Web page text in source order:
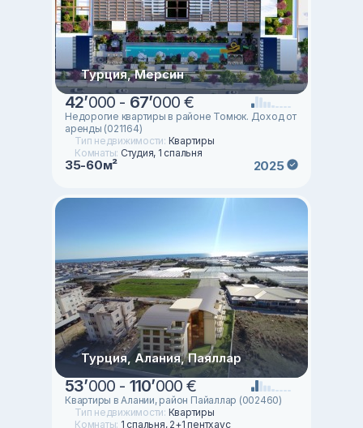
Турция, Мерсин
42’000 - 67’000 €
Недорогие квартиры в районе Томюк. Доход от
аренды (021164)
Тип недвижимости: Квартиры
Комнаты: Студия, 1 спальня
35-60м² 2025
Турция, Алания, Паяллар
53’000 - 110’000 €
Квартиры в Алании, район Пайаллар (002460)
Тип недвижимости: Квартиры
Комнаты: 1 спальня, 2+1 пентхаус